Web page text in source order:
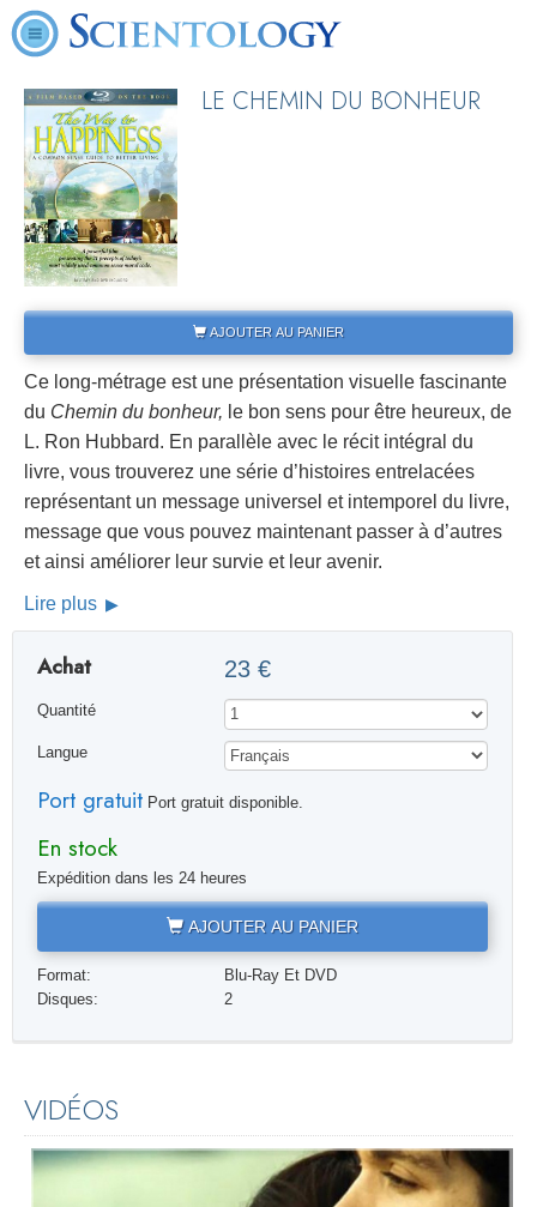
LE CHEMIN DU BONHEUR
AJOUTER AU PANIER
Ce long-métrage est une présentation visuelle fascinante
du Chemin du bonheur, le bon sens pour être heureux, de
L. Ron Hubbard. En parallèle avec le récit intégral du
livre, vous trouverez une série d’histoires entrelacées
représentant un message universel et intemporel du livre,
message que vous pouvez maintenant passer à d’autres
et ainsi améliorer leur survie et leur avenir.
Lire plus
Achat 23 €
Quantité
Langue
Port gratuitPort gratuit disponible.
En stock
Expédition dans les 24 heures
AJOUTER AU PANIER
Format:
Blu-Ray Et DVD
Disques:
2
VIDÉOS